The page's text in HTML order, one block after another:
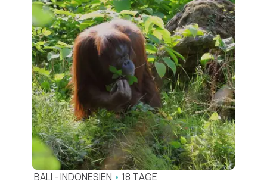
BALI -INDONESIEN • 18 TAGE